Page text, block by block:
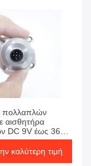
πολλαπλών
αισθητήρα
DC 9V έως 36V
καλύτερη τιμή